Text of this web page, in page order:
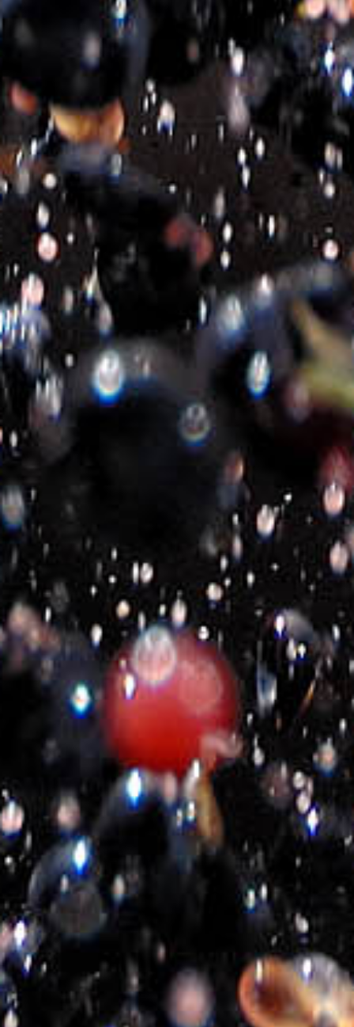
Ähnliche Produkte
MICHALAKIS ESTATE
GOLD CUVEE WHITE
2020-2026- Michalakis Estate
All Rights Reserved
Eshop Politik
Nutzungsbedingungen
Cookie Richtlinie
Versandart und Kosten
Unternehmen